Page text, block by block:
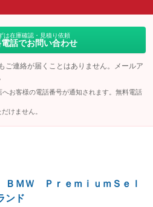
：装備なし
は在庫確認・見積り依頼
話でお問い合わせ
ご連絡が届くことはありません。メールア
お客様の電話番号が通知されます。無料電話
けません。
ＭＷ ＰｒｅｍｉｕｍＳｅｌ
ンド